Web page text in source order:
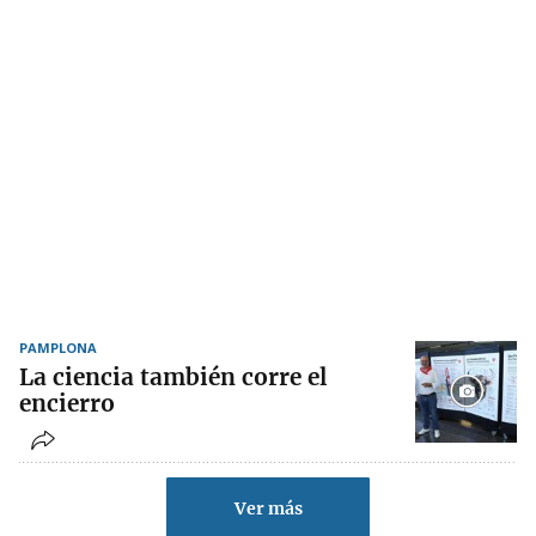
PAMPLONA
La ciencia también corre el
encierro
Ver más